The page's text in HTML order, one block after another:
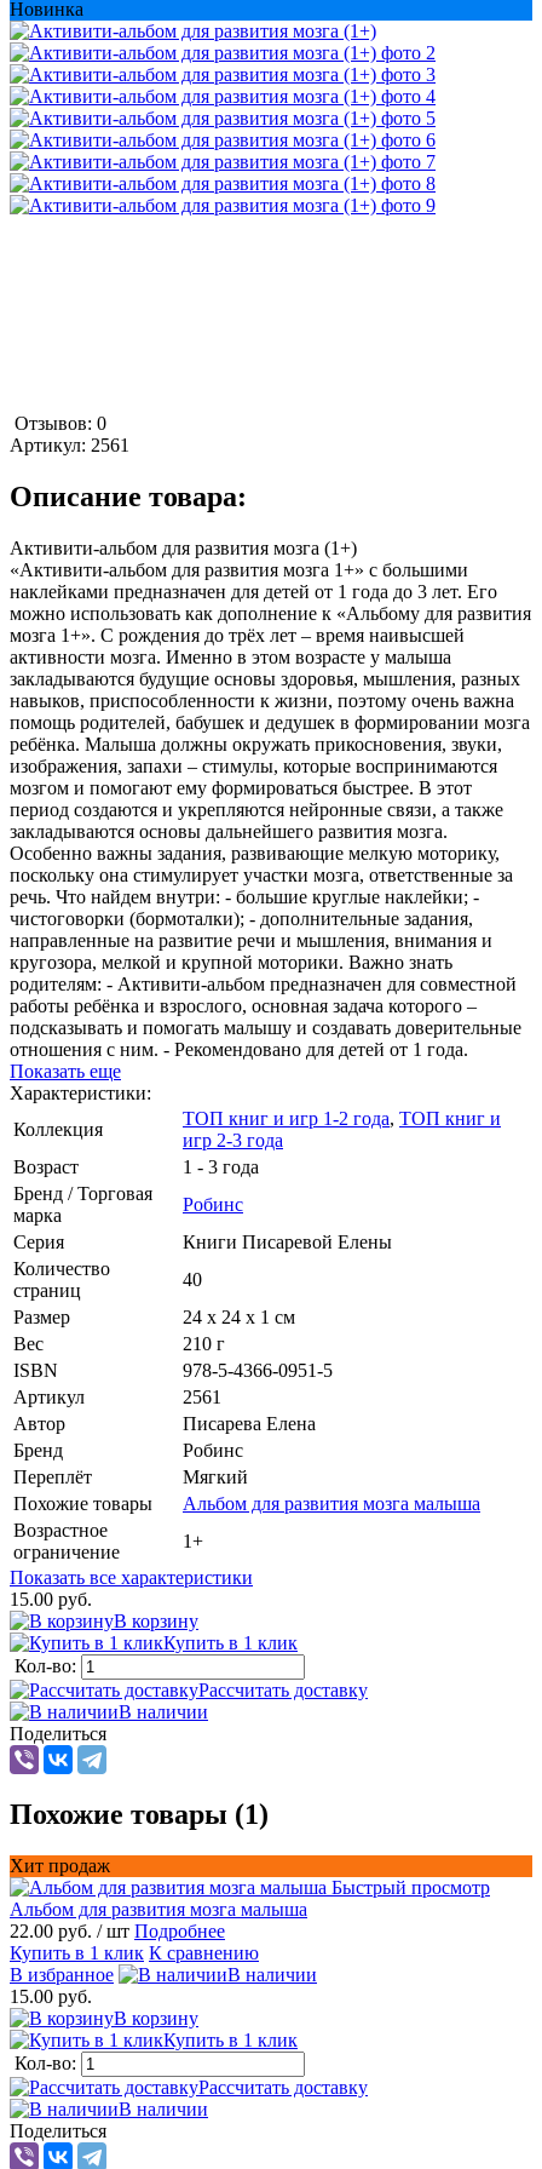
Новинка
Отзывов: 0
Артикул: 2561
Описание товара:
Активити-альбом для развития мозга (1+)
«Активити-альбом для развития мозга 1+» с большими
наклейками предназначен для детей от 1 года до 3 лет. Его
можно использовать как дополнение к «Альбому для развития
мозга 1+». С рождения до трёх лет – время наивысшей
активности мозга. Именно в этом возрасте у малыша
закладываются будущие основы здоровья, мышления, разных
навыков, приспособленности к жизни, поэтому очень важна
помощь родителей, бабушек и дедушек в формировании мозга
ребёнка. Малыша должны окружать прикосновения, звуки,
изображения, запахи – стимулы, которые воспринимаются
мозгом и помогают ему формироваться быстрее. В этот
период создаются и укрепляются нейронные связи, а также
закладываются основы дальнейшего развития мозга.
Особенно важны задания, развивающие мелкую моторику,
поскольку она стимулирует участки мозга, ответственные за
речь. Что найдем внутри: - большие круглые наклейки; -
чистоговорки (бормоталки); - дополнительные задания,
направленные на развитие речи и мышления, внимания и
кругозора, мелкой и крупной моторики. Важно знать
родителям: - Активити-альбом предназначен для совместной
работы ребёнка и взрослого, основная задача которого ‒
подсказывать и помогать малышу и создавать доверительные
отношения с ним. - Рекомендовано для детей от 1 года.
Показать еще
Характеристики:
Коллекция
ТОП книг и игр 1-2 года, ТОП книг и
игр 2-3 года
Возраст
1 - 3 года
Бренд / Торговая
марка
Робинс
Серия
Книги Писаревой Елены
Количество
страниц
40
Размер
24 х 24 х 1 см
Вес
210 г
ISBN
978-5-4366-0951-5
Артикул
2561
Автор
Писарева Елена
Бренд
Робинс
Переплёт
Мягкий
Похожие товары
Альбом для развития мозга малыша
Возрастное
ограничение
1+
Показать все характеристики
15.00 руб.
В корзину
Купить в 1 клик
Кол-во:
Рассчитать доставку
В наличии
Поделиться
Похожие товары (1)
Хит продаж
Быстрый просмотр
Альбом для развития мозга малыша
22.00 руб. / шт Подробнее
Купить в 1 клик К сравнению
В избранное
В наличии
15.00 руб.
В корзину
Купить в 1 клик
Кол-во:
Рассчитать доставку
В наличии
Поделиться